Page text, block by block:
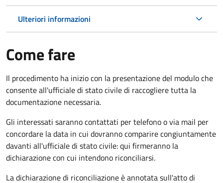
Ulteriori informazioni
Come fare
Il procedimento ha inizio con la presentazione del modulo che
consente all'ufficiale di stato civile di raccogliere tutta la
documentazione necessaria.
Gli interessati saranno contattati per telefono o via mail per
concordare la data in cui dovranno comparire congiuntamente
davanti all'ufficiale di stato civile: qui firmeranno la
dichiarazione con cui intendono riconciliarsi.
La dichiarazione di riconciliazione è annotata sull'atto di